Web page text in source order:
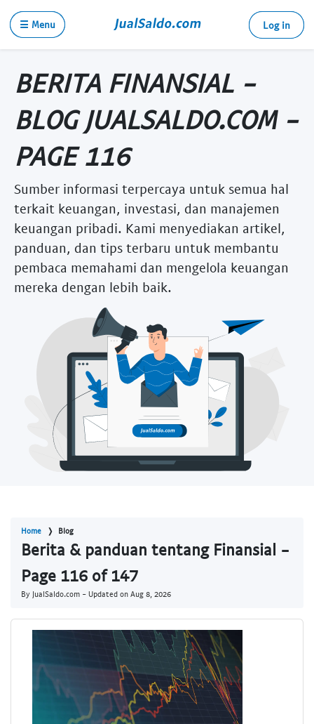
☰ Menu Log in
BERITA FINANSIAL -
BLOG JUALSALDO.COM -
PAGE 116
Sumber informasi terpercaya untuk semua hal
terkait keuangan, investasi, dan manajemen
keuangan pribadi. Kami menyediakan artikel,
panduan, dan tips terbaru untuk membantu
pembaca memahami dan mengelola keuangan
mereka dengan lebih baik.
Home Blog
Berita & panduan tentang Finansial -
Page 116 of 147
By JualSaldo.com - Updated on Aug 8, 2026